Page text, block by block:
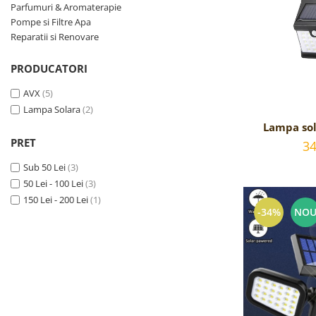
Reparatii si Renovare
Parfumuri & Aromaterapie
Pompe si Filtre Apa
Reparatii si Renovare
PRODUCATORI
AVX(5)
Lampa Solara(2)
PRET
Sub 50 Lei(3)
50 Lei - 100 Lei(3)
150 Lei - 200 Lei(1)
Lampa
senzor
-34% NOU